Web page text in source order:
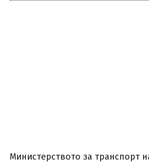
Министерството за транспорт